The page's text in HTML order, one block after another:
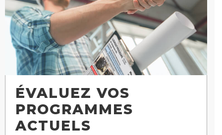
ÉVALUEZ VOS
PROGRAMMES
ACTUELS